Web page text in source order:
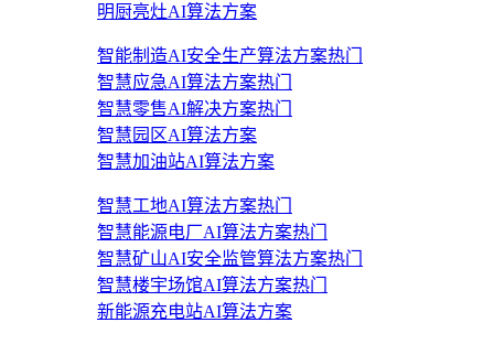
明厨亮灶AI算法方案
智能制造AI安全生产算法方案热门
智慧应急AI算法方案热门
智慧零售AI解决方案热门
智慧园区AI算法方案
智慧加油站AI算法方案
智慧工地AI算法方案热门
智慧能源电厂AI算法方案热门
智慧矿山AI安全监管算法方案热门
智慧楼宇场馆AI算法方案热门
新能源充电站AI算法方案